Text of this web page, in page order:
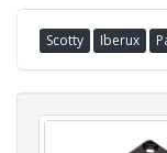
Scotty Iberux